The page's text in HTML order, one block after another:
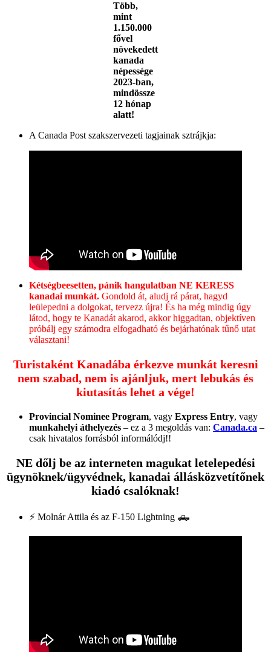
Több,
mint
1.150.000
fővel
növekedett
kanada
népessége
2023-ban,
mindössze
12 hónap
alatt!
A Canada Post szakszervezeti tagjainak sztrájkja:
Kétségbeesetten, pánik hangulatban NE KERESS
kanadai munkát. Gondold át, aludj rá párat, hagyd
leülepedni a dolgokat, tervezz újra! És ha még mindig úgy
látod, hogy te Kanadát akarod, akkor higgadtan, objektíven
próbálj egy számodra elfogadható és bejárhatónak tűnő utat
választani!
Turistaként Kanadába érkezve munkát keresni
nem szabad, nem is ajánljuk, mert lebukás és
kiutasítás lehet a vége!
Provincial Nominee Program, vagy Express Entry, vagy
munkahelyi áthelyezés – ez a 3 megoldás van: Canada.ca –
csak hivatalos forrásból informálódj!!
NE dőlj be az interneten magukat letelepedési
ügynöknek/ügyvédnek, kanadai állásközvetítőnek
kiadó csalóknak!
⚡️ Molnár Attila és az F-150 Lightning 🛻